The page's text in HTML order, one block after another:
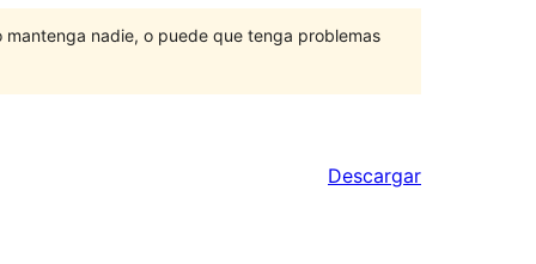
nadie, o puede que tenga problemas
Descargar